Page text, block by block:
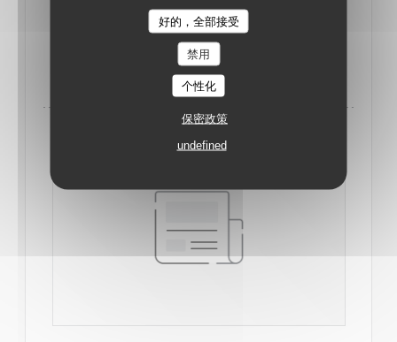
好的，全部接受
禁用
个性化
保密政策
undefined
((在新窗口中打开))
Auberge de Monceaux